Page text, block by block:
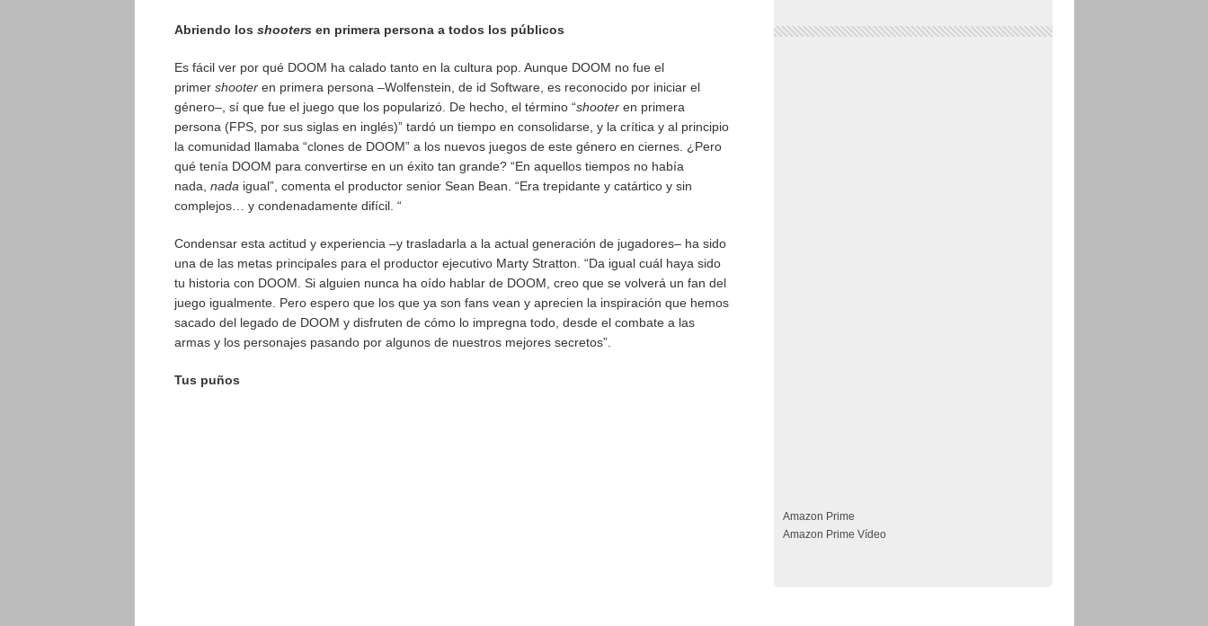
Abriendo los shootersen primera persona a todos los públicos
Es fácil ver por qué DOOM ha calado tanto en la cultura pop. Aunque DOOM no fue el
primer shooter en primera persona –Wolfenstein, de id Software, es reconocido por iniciar el
género–, sí que fue el juego que los popularizó. De hecho, el término “shooteren primera
persona (FPS, por sus siglas en inglés)” tardó un tiempo en consolidarse, y la crítica y al principio
la comunidad llamaba “clones de DOOM” a los nuevos juegos de este género en ciernes. ¿Pero
qué tenía DOOM para convertirse en un éxito tan grande? “En aquellos tiempos no había
nada, nada igual”, comenta el productor senior Sean Bean. “Era trepidante y catártico y sin
complejos… y condenadamente difícil. “
Condensar esta actitud y experiencia –y trasladarla a la actual generación de jugadores– ha sido
una de las metas principales para el productor ejecutivo Marty Stratton. “Da igual cuál haya sido
tu historia con DOOM. Si alguien nunca ha oído hablar de DOOM, creo que se volverá un fan del
juego igualmente. Pero espero que los que ya son fans vean y aprecien la inspiración que hemos
sacado del legado de DOOM y disfruten de cómo lo impregna todo, desde el combate a las
armas y los personajes pasando por algunos de nuestros mejores secretos”.
Tus puños
Amazon Prime
Amazon Prime Vídeo